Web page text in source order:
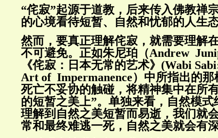
“侘寂”起源于道教，后来传入佛教禅
的心境看待短暂、自然和忧郁的人生
然而，要真正理解侘寂，就需要理解
不可避免。正如朱尼珀（Andrew
《侘寂：日本无常的艺术》(Wabi
Art of Impermanence）中所指出的
死亡不妥协的触碰，将精神集中在所
的短暂之美上”。单独来看，自然模
理解到自然之美短暂而易逝，我们就
常和最终难逃一死，自然之美就会有